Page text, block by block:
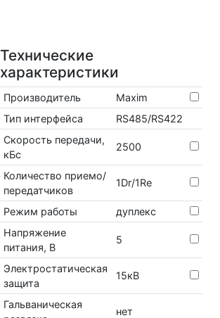
Технические
характеристики
Производитель
Maxim
Тип интерфейса
RS485/RS422
Скорость передачи,
кБс
2500
Количество приемо/
передатчиков
1Dr/1Re
Режим работы
дуплекс
Напряжение
питания, В
5
Электростатическая
защита
15кВ
Гальваническая
нет